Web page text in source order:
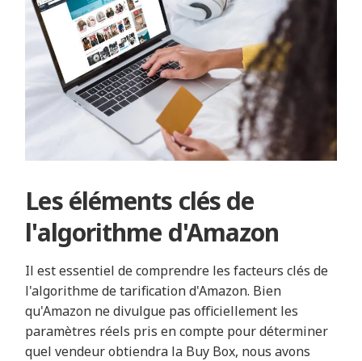
Les éléments clés de
l'algorithme d'Amazon
Il est essentiel de comprendre les facteurs clés de
l'algorithme de tarification d'Amazon. Bien
qu'Amazon ne divulgue pas officiellement les
paramètres réels pris en compte pour déterminer
quel vendeur obtiendra la Buy Box, nous avons